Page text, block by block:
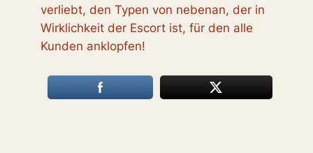
verliebt, den Typen von nebenan, der in
Wirklichkeit der Escort ist, für den alle
Kunden anklopfen!